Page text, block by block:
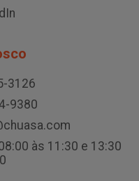
3126
9380
às 11:30 e 13:30